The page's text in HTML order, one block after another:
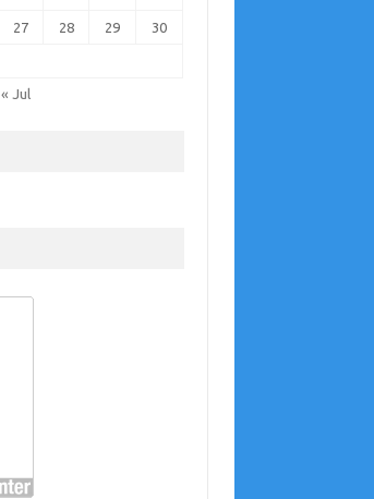
27 28 29 30
« Jul